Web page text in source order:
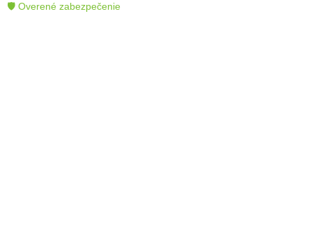
🛡 Overené zabezpečenie